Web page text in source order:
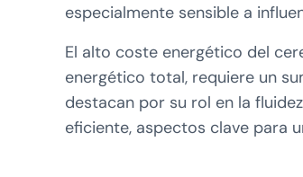
especialmente sensible a
El alto coste energético del
energético total, requiere un
destacan por su rol en la
eficiente, aspectos clave para